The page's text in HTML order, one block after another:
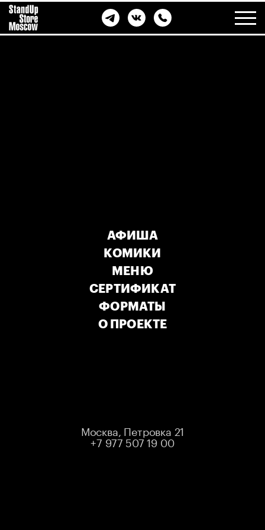
АФИША
КОМИКИ
МЕНЮ
СЕРТИФИКАТ
ФОРМАТЫ
О ПРОЕКТЕ
Москва, Петровка 21
+7 977 507 19 00
ИВАН